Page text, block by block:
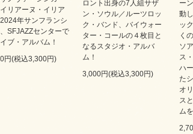
リアーヌ・イリア
年サンフランシ
SFJAZZセンターで
ブ・アルバム！
円(税込3,300円)
ロント出身の7人組サザ
ン・ソウル／ルーツロッ
ク・バンド、バイウォー
ター・コールの４枚目と
なるスタジオ・アルバ
ム！
3,000円(税込3,300円)
ー
動
ッ
く
ソ
ス
ハ
た
オ
ス
ム